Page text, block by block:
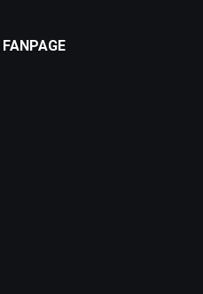
FANPAGE